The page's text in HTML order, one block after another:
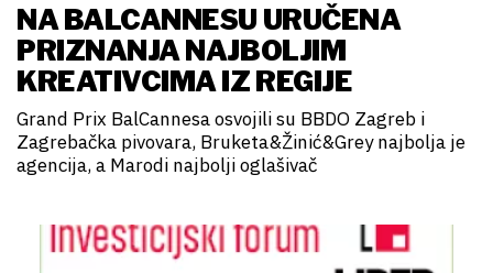
NA BALCANNESU URUČENA
PRIZNANJA NAJBOLJIM
KREATIVCIMA IZ REGIJE
Grand Prix BalCannesa osvojili su BBDO Zagreb i
Zagrebačka pivovara, Bruketa&Žinić&Grey najbolja je
agencija, a Marodi najbolji oglašivač